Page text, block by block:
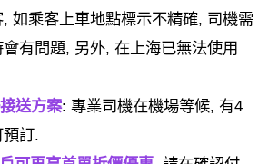
如乘客上車地點標示不精確, 司機需
有問題, 另外, 在上海已無法使用
送方案: 專業司機在機場等候, 有4
訂.